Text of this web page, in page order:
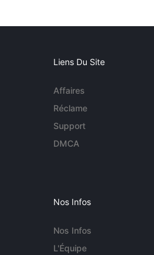
Liens Du Site
Affaires
Réclame
Support
DMCA
Nos Infos
Nos Infos
L'Équipe